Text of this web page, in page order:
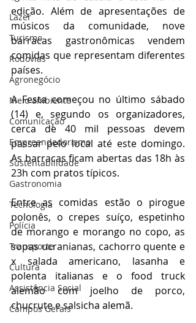
Lazer
Turismo
Rodovias
Agronegócio
Meio ambiente
Comunicação
Empreendedorismo
Sustentabilidade
Gastronomia
Tecnologia
Polícia
Transporte
Cultura
Assistência Social
Campos Gerais
edição. Além de apresentações de
músicos da comunidade, nove
barracas gastronômicas vendem
comidas que representam diferentes
países.
A Festa começou no último sábado
(14) e, segundo os organizadores,
cerca de 40 mil pessoas devem
passar pelo local até este domingo.
As barracas ficam abertas das 18h às
23h com pratos típicos.
Entre as comidas estão o pirogue
polonês, o crepes suíço, espetinho
de morango e morango no copo, as
sopas ucranianas, cachorro quente e
x salada americano, lasanha e
polenta italianas e o food truck
alemão com joelho de porco,
chucrute e salsicha alemã.